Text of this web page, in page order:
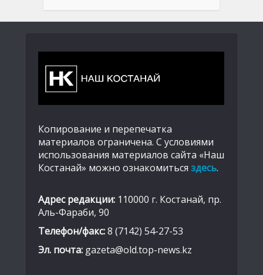
Копирование и перепечатка
материалов ограничена. С условиями
использования материалов сайта «Наш
Костанай» можно ознакомиться здесь.
Адрес редакции: 110000 г. Костанай, пр.
Аль-Фараби, 90
Телефон/факс:8 (7142) 54-27-53
Эл. почта: gazeta@old.top-news.kz